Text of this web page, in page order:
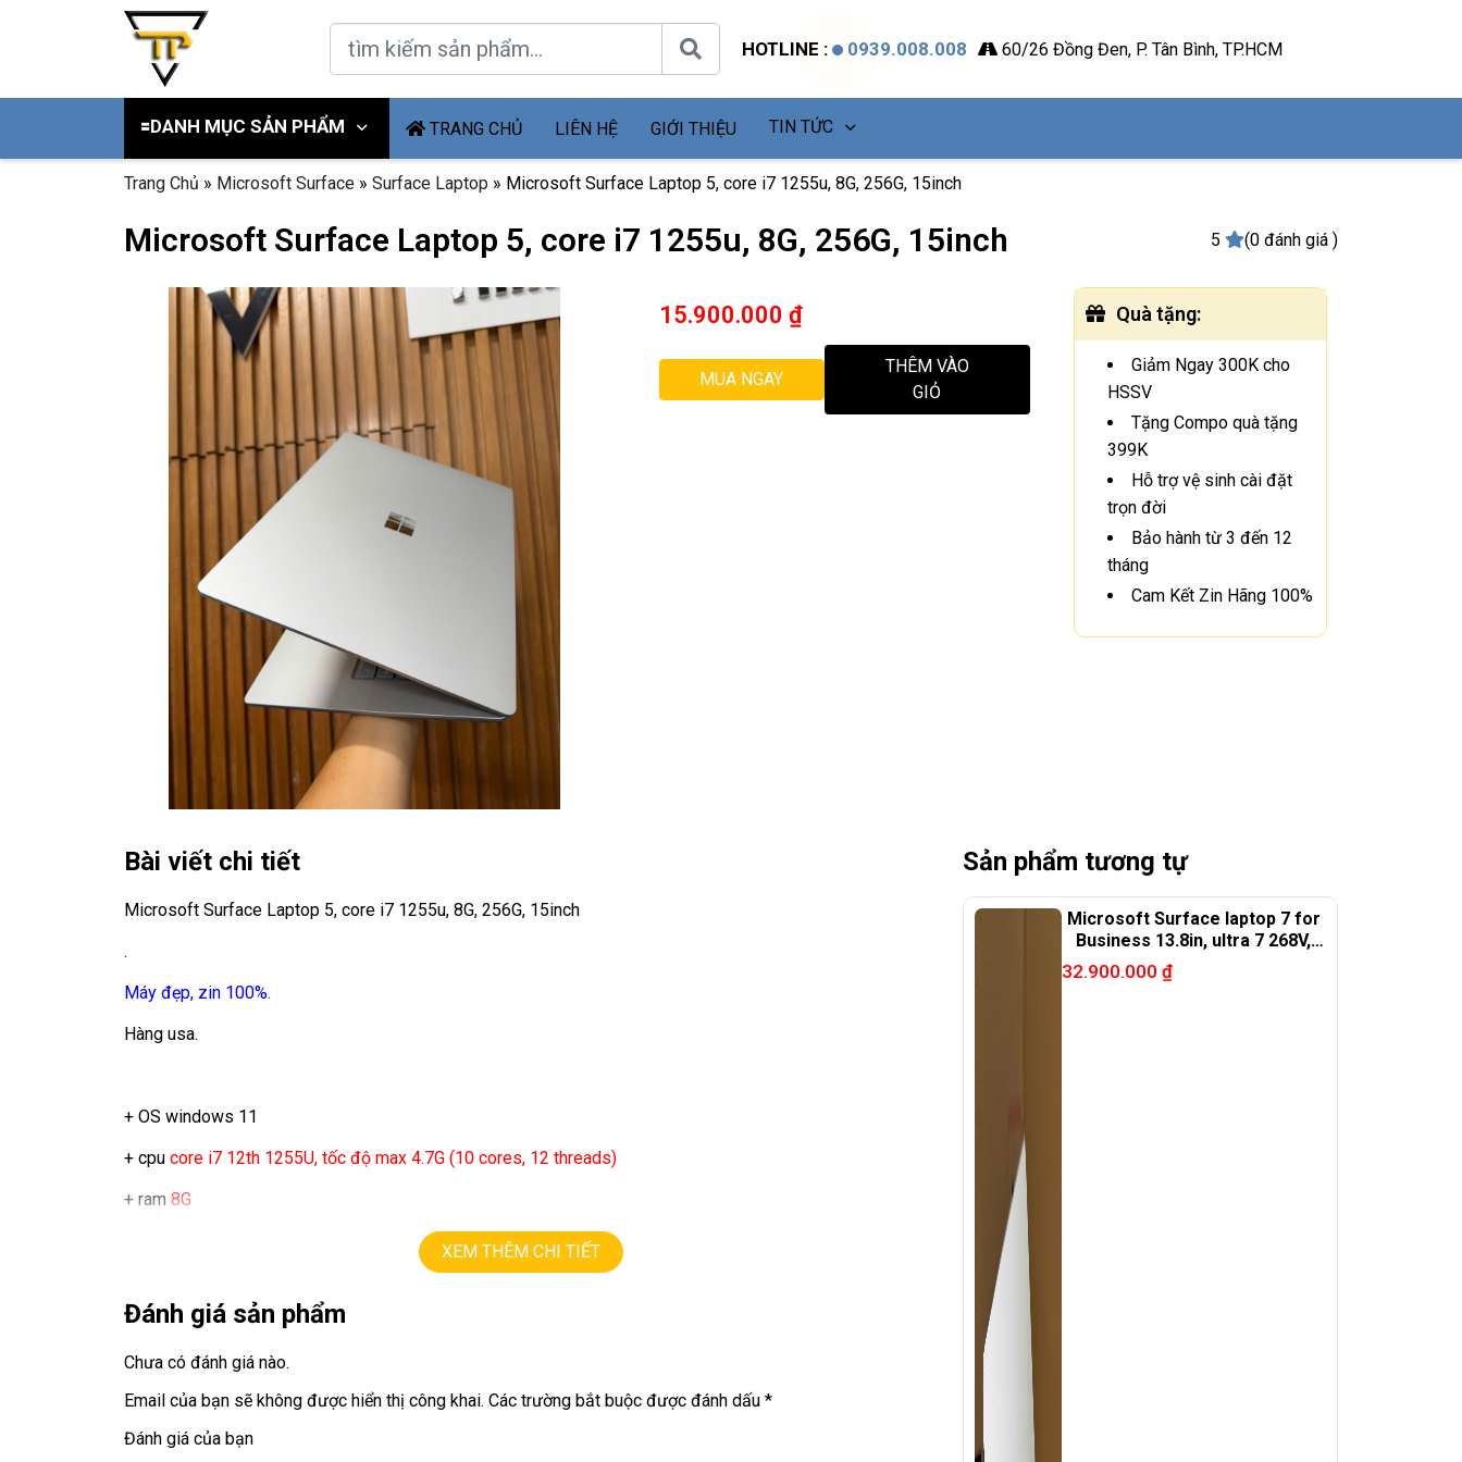
HOTLINE : 0939.008.008 60/26 Đồng Đen, P. Tân Bình, TP.HCM
🟰DANH MỤC SẢN PHẨM TRANG CHỦ LIÊN HỆ GIỚI THIỆU TIN TỨC
Trang Chủ » Microsoft Surface » Surface Laptop » Microsoft Surface Laptop 5, core i7 1255u, 8G, 256G, 15inch
Microsoft Surface Laptop 5, core i7 1255u, 8G, 256G, 15inch 5 (0 đánh giá )
15.900.000 ₫
MUA NGAY
THÊM VÀO
GIỎ
Quà tặng:
Giảm Ngay 300K cho
HSSV
Tặng Compo quà tặng
399K
Hỗ trợ vệ sinh cài đặt
trọn đời
Bảo hành từ 3 đến 12
tháng
Cam Kết Zin Hãng 100%
Bài viết chi tiết
Microsoft Surface Laptop 5, core i7 1255u, 8G, 256G, 15inch
.
Máy đẹp, zin 100%.
Hàng usa.
+ OS windows 11
+ cpu core i7 12th 1255U, tốc độ max 4.7G (10 cores, 12 threads)
+ ram 8G
+ Pin 6h – 8h
+ camera, usb type C….
Giá :15.9tr.
XEM THÊM CHI TIẾT
Đánh giá sản phẩm
Chưa có đánh giá nào.
Email của bạn sẽ không được hiển thị công khai. Các trường bắt buộc được đánh dấu *
Đánh giá của bạn
Sản phẩm tương tự
Microsoft Surface laptop 7 for
Business 13.8in, ultra 7 268V,
32G, 256G, 99%
32.900.000 ₫